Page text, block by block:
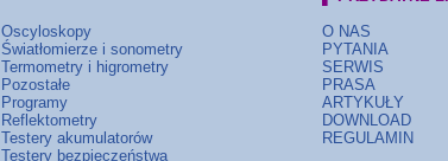
Oscyloskopy
Światłomierze i sonometry
Termometry i higrometry
Pozostałe
Programy
Reflektometry
Testery akumulatorów
Testery bezpieczeństwa
O NAS
PYTANIA
SERWIS
PRASA
ARTYKUŁY
DOWNLOAD
REGULAMIN